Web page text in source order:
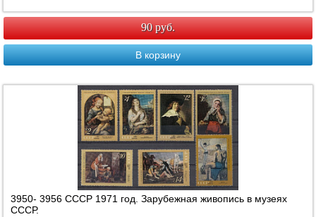
90 руб.
В корзину
3950- 3956 СССР 1971 год. Зарубежная живопись в музеях
СССР.